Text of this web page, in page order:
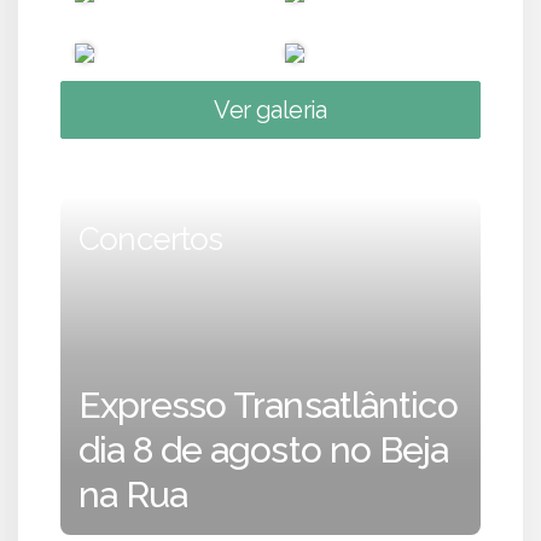
Ver galeria
Concertos
Expresso Transatlântico
dia 8 de agosto no Beja
na Rua